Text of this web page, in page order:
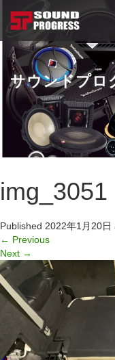
サウンドプロ
img_3051
Published 2022年1月20日
← Previous
Next →